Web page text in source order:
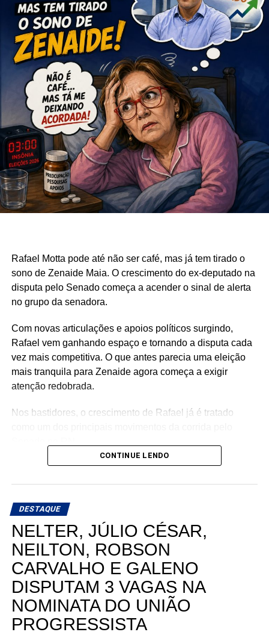
Rafael Motta pode até não ser café, mas já tem tirado o
sono de Zenaide Maia. O crescimento do ex-deputado na
disputa pelo Senado começa a acender o sinal de alerta
no grupo da senadora.
Com novas articulações e apoios políticos surgindo,
Rafael vem ganhando espaço e tornando a disputa cada
vez mais competitiva. O que antes parecia uma eleição
mais tranquila para Zenaide agora começa a exigir
atenção redobrada.
Nos bastidores, o crescimento de Rafael já é tratado
CONTINUE LENDO
DESTAQUE
NELTER, JÚLIO CÉSAR,
NEILTON, ROBSON
CARVALHO E GALENO
DISPUTAM 3 VAGAS NA
NOMINATA DO UNIÃO
PROGRESSISTA